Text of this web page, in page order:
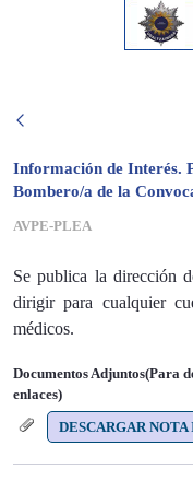
Información de Interés.
Bombero/a de la
AVPE-PLEA
Se publica la dirección
dirigir para cualquier
médicos.
Documentos Adjuntos(Para
enlaces)
DESCARGAR